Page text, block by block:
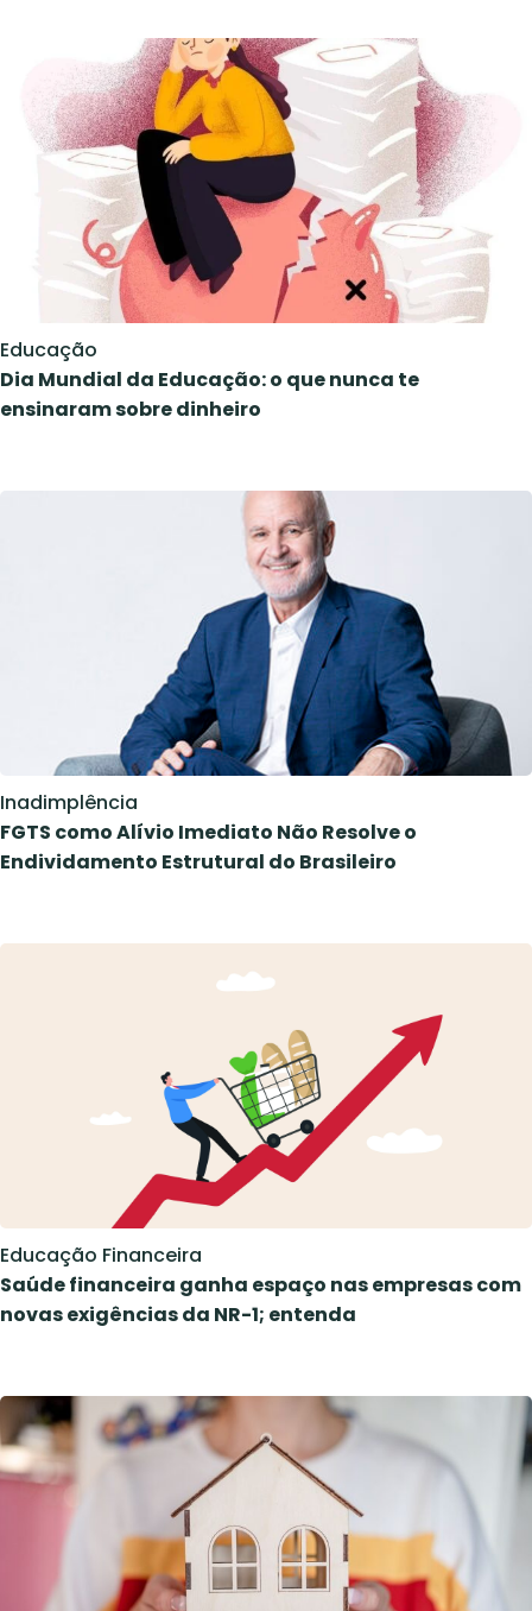
Educação
Dia Mundial da Educação: o que nunca te
ensinaram sobre dinheiro
Inadimplência
FGTS como Alívio Imediato Não Resolve o
Endividamento Estrutural do Brasileiro
Educação Financeira
Saúde financeira ganha espaço nas empresas com
novas exigências da NR-1; entenda